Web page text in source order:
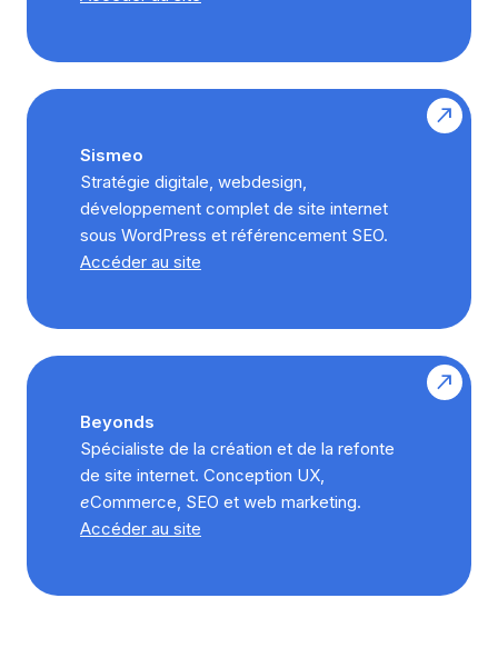
Sismeo
Stratégie digitale, webdesign,
développement complet de site internet
sous WordPress et référencement SEO.
Accéder au site
Beyonds
Spécialiste de la création et de la refonte
de site internet. Conception UX,
eCommerce, SEO et web marketing.
Accéder au site